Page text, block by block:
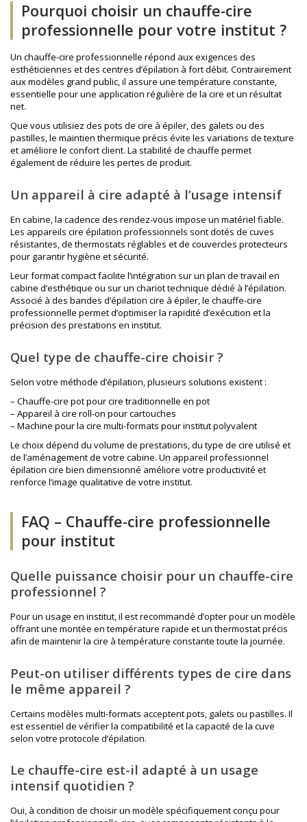
Pourquoi choisir un chauffe-cire
professionnelle pour votre institut ?
Un chauffe-cire professionnelle répond aux exigences des
esthéticiennes et des centres d’épilation à fort débit. Contrairement
aux modèles grand public, il assure une température constante,
essentielle pour une application régulière de la cire et un résultat
net.
Que vous utilisiez des pots de cire à épiler, des galets ou des
pastilles, le maintien thermique précis évite les variations de texture
et améliore le confort client. La stabilité de chauffe permet
également de réduire les pertes de produit.
Un appareil à cire adapté à l’usage intensif
En cabine, la cadence des rendez-vous impose un matériel fiable.
Les appareils cire épilation professionnels sont dotés de cuves
résistantes, de thermostats réglables et de couvercles protecteurs
pour garantir hygiène et sécurité.
Leur format compact facilite l’intégration sur un plan de travail en
cabine d’esthétique ou sur un chariot technique dédié à l’épilation.
Associé à des bandes d’épilation cire à épiler, le chauffe-cire
professionnelle permet d’optimiser la rapidité d’exécution et la
précision des prestations en institut.
Quel type de chauffe-cire choisir ?
Selon votre méthode d’épilation, plusieurs solutions existent :
– Chauffe-cire pot pour cire traditionnelle en pot
– Appareil à cire roll-on pour cartouches
– Machine pour la cire multi-formats pour institut polyvalent
Le choix dépend du volume de prestations, du type de cire utilisé et
de l’aménagement de votre cabine. Un appareil professionnel
épilation cire bien dimensionné améliore votre productivité et
renforce l’image qualitative de votre institut.
FAQ – Chauffe-cire professionnelle
pour institut
Quelle puissance choisir pour un chauffe-cire
professionnel ?
Pour un usage en institut, il est recommandé d’opter pour un modèle
offrant une montée en température rapide et un thermostat précis
afin de maintenir la cire à température constante toute la journée.
Peut-on utiliser différents types de cire dans
le même appareil ?
Certains modèles multi-formats acceptent pots, galets ou pastilles. Il
est essentiel de vérifier la compatibilité et la capacité de la cuve
selon votre protocole d’épilation.
Le chauffe-cire est-il adapté à un usage
intensif quotidien ?
Oui, à condition de choisir un modèle spécifiquement conçu pour